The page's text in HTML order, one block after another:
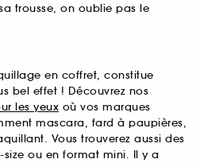
trousse, on oublie pas le
en coffret, constitue
bel effet ! Découvrez nos
les yeux où vos marques
mascara, fard à paupières,
Vous trouverez aussi des
ou en format mini. Il y a